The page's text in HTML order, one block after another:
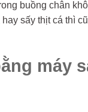
buồng chân
sấy thịt cá thì
máy